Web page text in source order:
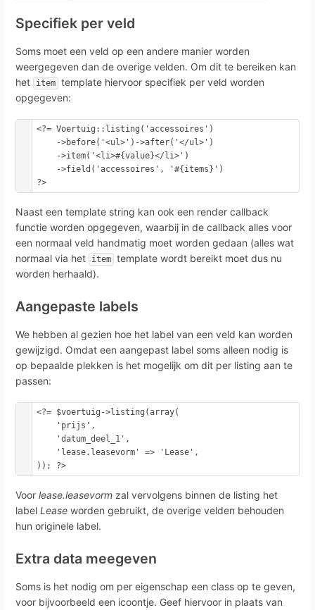
Specifiek per veld
Soms moet een veld op een andere manier worden
weergegeven dan de overige velden. Om dit te bereiken kan
het
item template hiervoor specifiek per veld worden
opgegeven:
<?= Voertuig::listing('accessoires')
?>
Naast een template string kan ook een render callback
functie worden opgegeven, waarbij in de callback alles voor
een normaal veld handmatig moet worden gedaan (alles wat
normaal via het
item template wordt bereikt moet dus nu
worden herhaald).
Aangepaste labels
We hebben al gezien hoe het label van een veld kan worden
gewijzigd. Omdat een aangepast label soms alleen nodig is
op bepaalde plekken is het mogelijk om dit per listing aan te
passen:
<?= $voertuig->listing(array(
)); ?>
Voor lease.leasevorm zal vervolgens binnen de listing het
label Lease worden gebruikt, de overige velden behouden
hun originele label.
Extra data meegeven
Soms is het nodig om per eigenschap een class op te geven,
voor bijvoorbeeld een icoontje. Geef hiervoor in plaats van